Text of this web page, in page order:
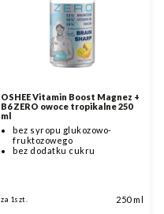
OSHEE Vitamin Boost Magnez +
B6 ZERO owoce tropikalne 250
ml
bez syropu glukozowo-
fruktozowego
bez dodatku cukru
za 1szt. 250 ml